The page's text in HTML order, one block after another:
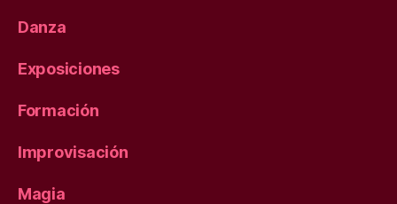
Danza
Exposiciones
Formación
Improvisación
Magia